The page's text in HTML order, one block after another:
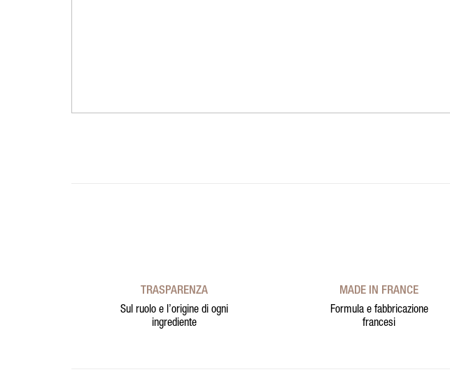
TRASPARENZA
Sul ruolo e l’origine di ogni
ingrediente
MADE IN FRANCE
Formula e fabbricazione
francesi